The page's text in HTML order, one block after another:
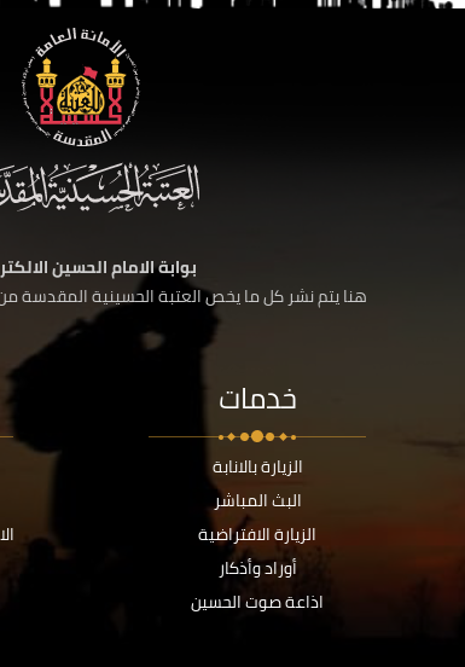
بوابة الامام الحسين
هنا يتم نشر كل ما يخص العتبة الحسينية المقدسة
خدمات
الزيارة بالانابة
البث المباشر
الزيارة الافتراضية
أوراد وأذكار
اذاعة صوت الحسين